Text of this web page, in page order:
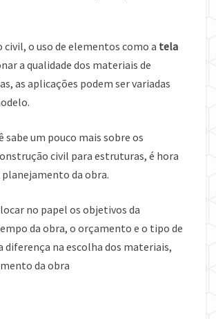
civil, o uso de elementos como a tela
a qualidade dos materiais de
as aplicações podem ser variadas
sabe um pouco mais sobre os
civil para estruturas, é hora
da obra.
no papel os objetivos da
da obra, o orçamento e o tipo de
diferença na escolha dos materiais,
da obra